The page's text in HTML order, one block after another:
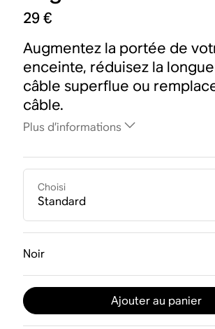
29 €
Augmentez la portée de
enceinte, réduisez la
câble superflue ou
câble.
Plus d’informations
Choisi
Standard
Noir
Ajouter au panier